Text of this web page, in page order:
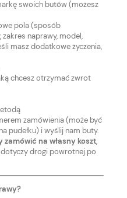
swoich butów (możesz
pola (sposób
naprawy, model,
masz dodatkowe życzenia,
chcesz otrzymać zwrot
zamówienia (może być
pudełku) i wyślij nam buty.
zamówić na własny koszt,
drogi powrotnej po